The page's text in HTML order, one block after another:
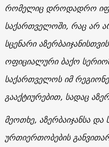
რომელიც დროდადრო
საქართველოში, რაც არ
სცენარი
ოფიციალური ბაქო
საქართველოს იმ
გააქტიურებით, სადაც
მეოთხე, აზერბაიჯანსა
ურთიერთობების